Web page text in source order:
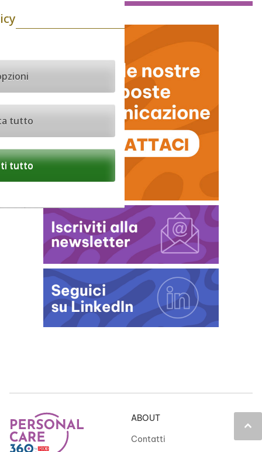
keyboard_arrow_up
ABOUT
Contatti
tutto
tutto